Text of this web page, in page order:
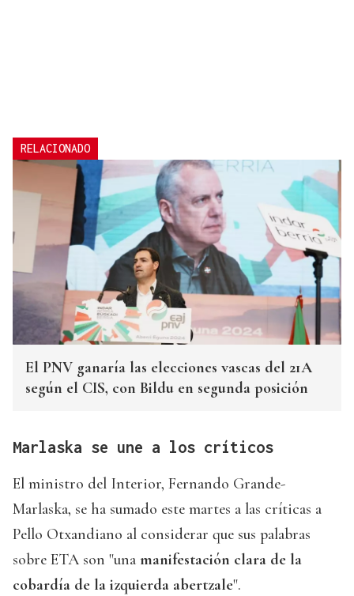
RELACIONADO
El PNV ganaría las elecciones vascas del 21A
según el CIS, con Bildu en segunda posición
Marlaska se une a los críticos
El ministro del Interior, Fernando Grande-
Marlaska, se ha sumado este martes a las críticas a
Pello Otxandiano al considerar que sus palabras
sobre ETA son "una manifestación clara de la
cobardía de la izquierda abertzale".